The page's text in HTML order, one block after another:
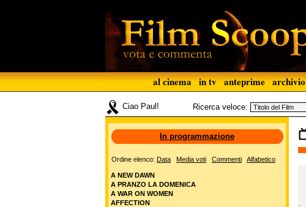
al cinema in tv anteprime archivio
Ciao Paul! Ricerca veloce:
In programmazione
Ordine elenco: Data Media voti Commenti Alfabetico
A NEW DAWN
A PRANZO LA DOMENICA
A WAR ON WOMEN
AFFECTION